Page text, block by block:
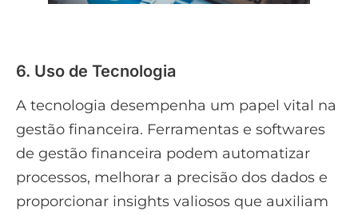
6. Uso de Tecnologia
A tecnologia desempenha um papel vital na
gestão financeira. Ferramentas e softwares
de gestão financeira podem automatizar
processos, melhorar a precisão dos dados e
proporcionar insights valiosos que auxiliam